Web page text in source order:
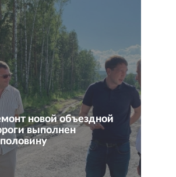
новой объездной
выполнен